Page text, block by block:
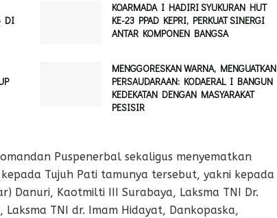
DI
KOARMADA I HADIRI SYUKURAN HUT
KE-23 PPAD KEPRI, PERKUAT SINERGI
ANTAR KOMPONEN BANGSA
MENGGORESKAN WARNA, MENGUATKAN
PERSAUDARAAN: KODAERAL I BANGUN
KEDEKATAN DENGAN MASYARAKAT
PESISIR ‎
Puspenerbal sekaligus menyematkan
Tujuh Pati tamunya tersebut, yakni kepada
Danuri, Kaotmilti III Surabaya, Laksma TNI Dr.
Laksma TNI dr. Imam Hidayat, Dankopaska,